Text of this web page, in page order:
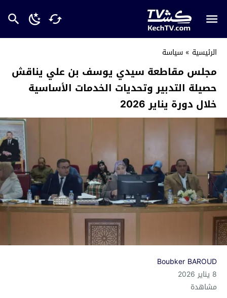
الرئيسية » سياسة
مجلس مقاطعة سيدي يوسف بن علي يناقش
حصيلة التدبير وتحديات الخدمات الأساسية
خلال دورة يناير 2026
Boubker BAROUD
8 يناير 2026
مشاهدة